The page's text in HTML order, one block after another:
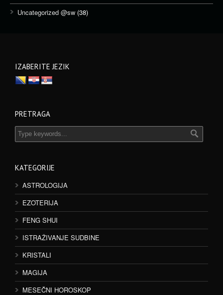
Uncategorized @sw (38)
IZABERITE JEZIK
PRETRAGA
KATEGORIJE
ASTROLOGIJA
EZOTERIJA
FENG SHUI
ISTRAŽIVANJE SUDBINE
KRISTALI
MAGIJA
MESEČNI HOROSKOP